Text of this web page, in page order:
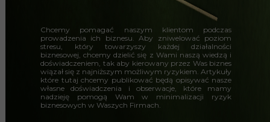
Chcemy pomagać naszym klientom podczas
prowadzenia ich biznesu. Aby zniwelować poziom
stresu, który towarzyszy każdej działalności
biznesowej, chcemy dzielić się z Wami naszą wiedzą i
doświadczeniem, tak aby kierowany przez Was biznes
wiązał się z najniższym możliwym ryzykiem. Artykuły
które tutaj chcemy publikować będą opisywać nasze
własne doświadczenia i obserwacje, które mamy
nadzieję pomogą Wam w minimalizacji ryzyk
biznesowych w Waszych Firmach.